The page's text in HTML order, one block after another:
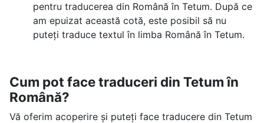
pentru traducerea din Română în Tetum. După ce
am epuizat această cotă, este posibil să nu
puteți traduce textul în limba Română în Tetum.
Cum pot face traduceri din Tetum în
Română?
Vă oferim acoperire și puteți face traducere din Tetum